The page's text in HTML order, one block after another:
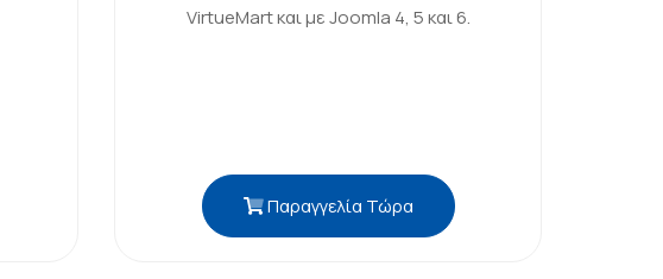
VirtueMart και με Joomla 4, 5 και 6.
Παραγγελία Τώρα